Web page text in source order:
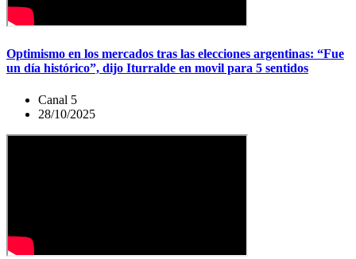
Optimismo en los mercados tras las elecciones argentinas: “Fue
un día histórico”, dijo Iturralde en movil para 5 sentidos
Canal 5
28/10/2025